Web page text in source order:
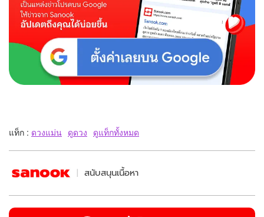
แท็ก : ดวงแม่น ดูดวง ดูแท็กทั้งหมด
สนับสนุนเนื้อหา